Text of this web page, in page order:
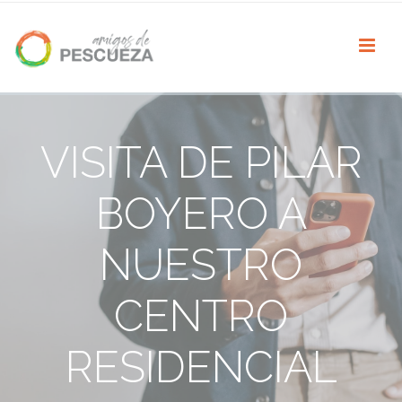
VISITA DE PILAR
BOYERO A
NUESTRO
CENTRO
RESIDENCIAL